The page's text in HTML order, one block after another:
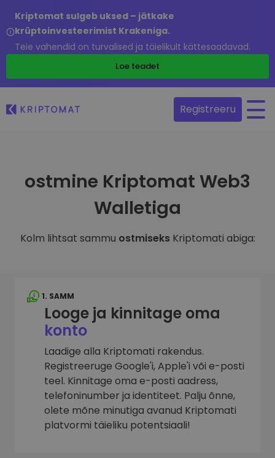
Kriptomat sulgeb uksed – jätkake
krüptoinvesteerimist Krakeniga.
Teie vahendid on turvalised ja täielikult kättesaadavad.
Loe teadet
Registreeru
ostmine Kriptomat Web3
Walletiga
Kolm lihtsat sammu ostmiseksKriptomati abiga:
1. SAMM
Looge ja kinnitage oma
konto
Laadige alla Kriptomati rakendus.
Registreeruge Google'i, Apple'i või e-posti
teel. Kinnitage oma e-posti aadress,
telefoninumber ja identiteet. Palju õnne,
olete mõne minutiga avanud Kriptomati
platvormi täieliku potentsiaali!